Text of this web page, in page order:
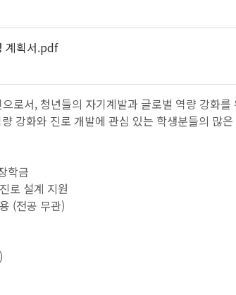
계획서.pdf
로서, 청년들의 자기계발과 글로벌 역량 강화
강화와 진로 개발에 관심 있는 학생분들의 많
학금
로 설계 지원
(전공 무관)